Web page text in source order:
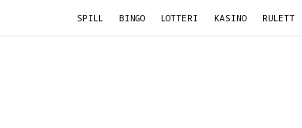
SPILL BINGO LOTTERI KASINO RULETT